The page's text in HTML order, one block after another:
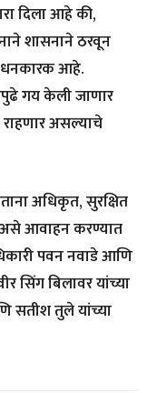
दिला आहे की,
शासनाने ठरवून
आहे.
गय केली जाणार
राहणार असल्याचे
अधिकृत, सुरक्षित
असे आवाहन करण्यात
पवन नवाडे आणि
सिंग बिलावर यांच्या
सतीश तुले यांच्या